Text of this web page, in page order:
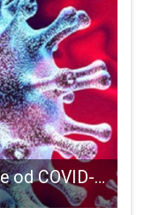
Danas 34 novooboljele osobe od COVID-19, najviše u Novalji